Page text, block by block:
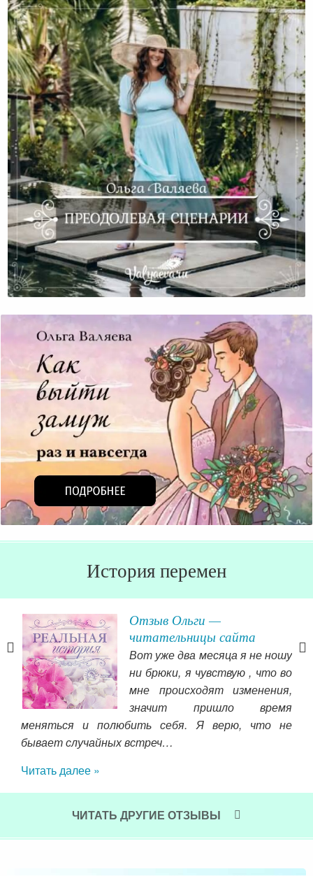
Преодолевая Сценарии
История перемен
Отзыв Ольги —
читательницы сайта
Вот уже два месяца я не ношу
ни брюки, я чувствую , что во
мне происходят изменения,
значит пришло время
меняться и полюбить себя. Я верю, что не
бывает случайных встреч…
Читать далее »
ЧИТАТЬ ДРУГИЕ ОТЗЫВЫ